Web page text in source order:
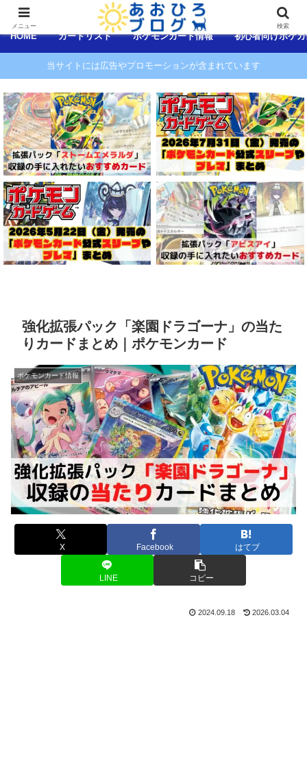
コンテンツへスキップ
HOME カードリスト ポケモンカード情報 初心者向けポケ
当サイトには広告やプロモーションが含まれています
強化拡張パック「楽園ドラゴーナ」の当た
りカードまとめ｜ポケモンカード
ポケモンカード情報
X Facebook はてブ
LINE コピー
2024.09.18 2026.03.04
メニュー 検索